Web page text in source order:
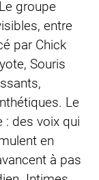
groupe
entre
par Chick
Souris
Le
: des voix qui
en
à pas